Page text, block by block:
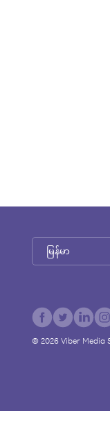
မြန်မာ
© 2026 Viber Media